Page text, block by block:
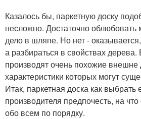
Казалось бы, паркетную доску
несложно. Достаточно облюбовать
дело в шляпе. Но нет -
а разбираться в свойствах
производят очень похожие внешне
характеристики которых могут
Итак, паркетная доска как выбрать
производителя предпочесть, на
обо всем по порядку.